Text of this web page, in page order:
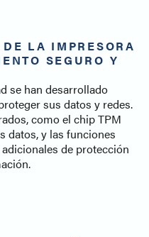
LA IMPRESORA
SEGURO Y
se han desarrollado
sus datos y redes.
como el chip TPM
datos, y las funciones
de protección